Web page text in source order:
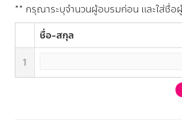
** กรุณาระบุจำนวนผู้อบรมก่อน และใส่ชื่อ
ชื่อ-สกุล
1